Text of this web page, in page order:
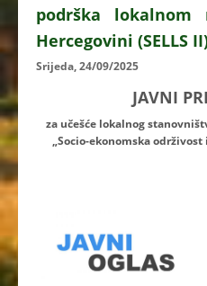
podrška
Hercegovini (SELLS
Srijeda, 24/09/2025
JAVNI
za učešće lokalnog
„Socio-ekonomska